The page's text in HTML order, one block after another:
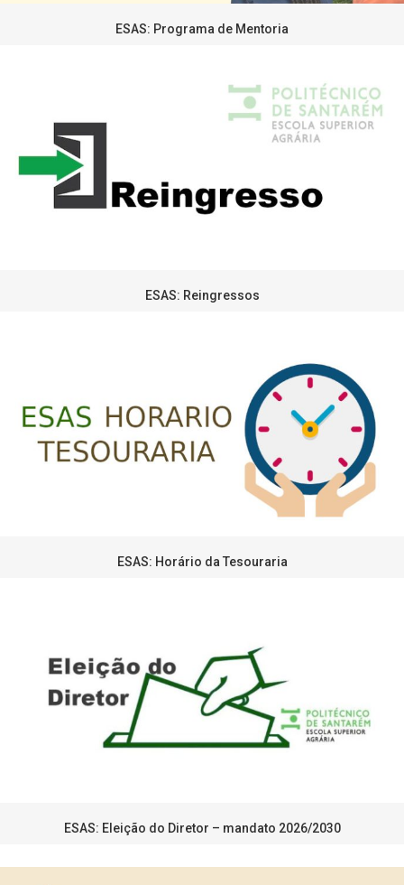
ESAS: Programa de Mentoria
ESAS: Reingressos
ESAS: Horário da Tesouraria
ESAS: Eleição do Diretor – mandato 2026/2030